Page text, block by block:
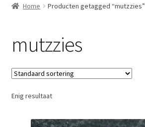
Welkom
Home Producten getagged “mutzzies”
mutzzies
Enig resultaat